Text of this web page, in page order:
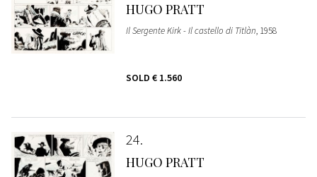
HUGO PRATT
Il Sergente Kirk - Il castello di Titlàn, 1958
SOLD € 1.560
24
HUGO PRATT